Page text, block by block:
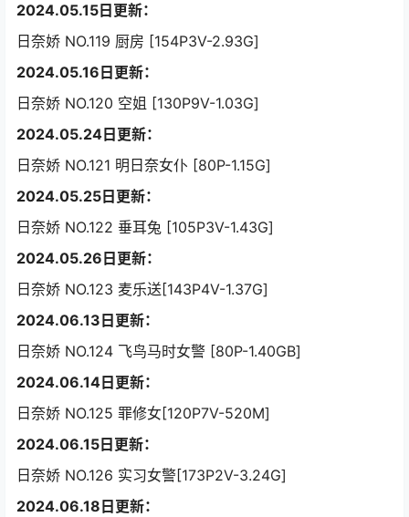
2024.05.15日更新：
日奈娇 NO.119 厨房 [154P3V-2.93G]
2024.05.16日更新：
日奈娇 NO.120 空姐 [130P9V-1.03G]
2024.05.24日更新：
日奈娇 NO.121 明日奈女仆 [80P-1.15G]
2024.05.25日更新：
日奈娇 NO.122 垂耳兔 [105P3V-1.43G]
2024.05.26日更新：
日奈娇 NO.123 麦乐送[143P4V-1.37G]
2024.06.13日更新：
日奈娇 NO.124 飞鸟马时女警 [80P-1.40GB]
2024.06.14日更新：
日奈娇 NO.125 罪修女[120P7V-520M]
2024.06.15日更新：
日奈娇 NO.126 实习女警[173P2V-3.24G]
2024.06.18日更新：